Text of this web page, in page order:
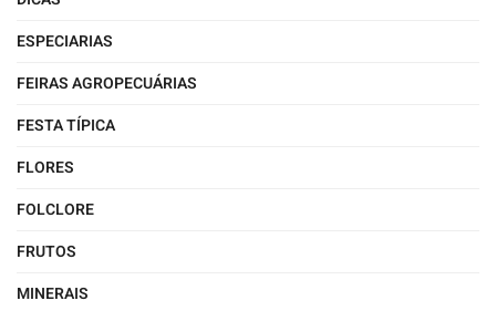
ESPECIARIAS
FEIRAS AGROPECUÁRIAS
FESTA TÍPICA
FLORES
FOLCLORE
FRUTOS
MINERAIS